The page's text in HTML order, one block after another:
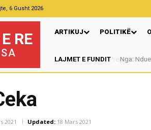
6 Gusht 2026
RE ARTIKUJ POLITIKË
LAJMET E FUNDIT Nga:
2021 Updated: 18 Mars 2021